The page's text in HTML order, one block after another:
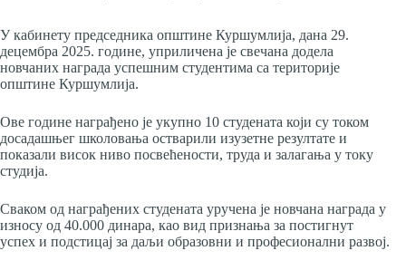
У кабинету председника општине Куршумлија, дана 29.
децембра 2025. године, уприличена је свечана додела
новчаних награда успешним студентима са територије
општине Куршумлија.
Ове године награђено је укупно 10 студената који су током
досадашњег школовања остварили изузетне резултате и
показали висок ниво посвећености, труда и залагања у току
студија.
Сваком од награђених студената уручена је новчана награда у
износу од 40.000 динара, као вид признања за постигнут
успех и подстицај за даљи образовни и професионални развој.